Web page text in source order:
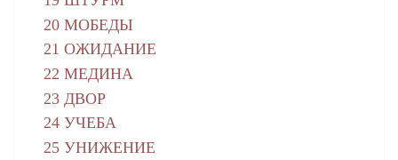
20 МОБЕДЫ
21 ОЖИДАНИЕ
22 МЕДИНА
23 ДВОР
24 УЧЕБА
25 УНИЖЕНИЕ